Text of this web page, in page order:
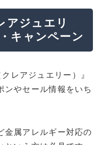
アジュエリ
キャンペーン
レアジュエリー）』
ンやセール情報をいち
金属アレルギー対応の